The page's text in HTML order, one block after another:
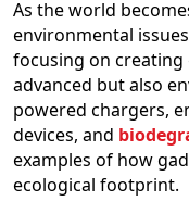
As the world
environmental
focusing on
advanced but also
powered chargers,
devices, and
examples of how
ecological footprint.